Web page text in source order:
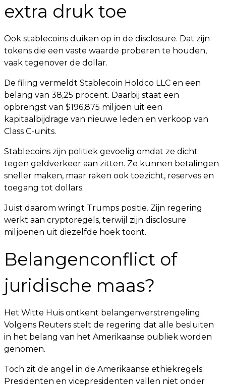
extra druk toe
Ook stablecoins duiken op in de disclosure. Dat zijn
tokens die een vaste waarde proberen te houden,
vaak tegenover de dollar.
De filing vermeldt Stablecoin Holdco LLC en een
belang van 38,25 procent. Daarbij staat een
opbrengst van $196,875 miljoen uit een
kapitaalbijdrage van nieuwe leden en verkoop van
Class C-units.
Stablecoins zijn politiek gevoelig omdat ze dicht
tegen geldverkeer aan zitten. Ze kunnen betalingen
sneller maken, maar raken ook toezicht, reserves en
toegang tot dollars.
Juist daarom wringt Trumps positie. Zijn regering
werkt aan cryptoregels, terwijl zijn disclosure
miljoenen uit diezelfde hoek toont.
Belangenconflict of
juridische maas?
Het Witte Huis ontkent belangenverstrengeling.
Volgens Reuters stelt de regering dat alle besluiten
in het belang van het Amerikaanse publiek worden
genomen.
Toch zit de angel in de Amerikaanse ethiekregels.
Presidenten en vicepresidenten vallen niet onder